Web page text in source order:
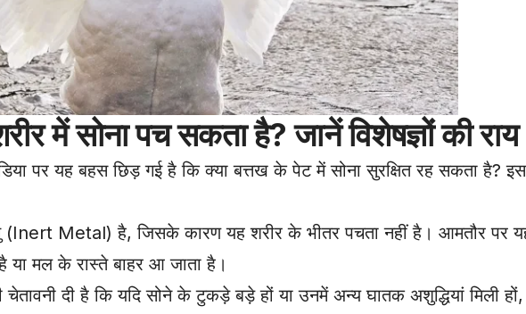
में सोना पच सकता है? जानें विशेषज्ञों की राय
पर यह बहस छिड़ गई है कि क्या बत्तख के पेट में सोना सुरक्षित रह सकता है?
(Inert Metal) है, जिसके कारण यह शरीर के भीतर पचता नहीं है। आमतौर पर
या मल के रास्ते बाहर आ जाता है।
चेतावनी दी है कि यदि सोने के टुकड़े बड़े हों या उनमें अन्य घातक अशुद्धियां मिली